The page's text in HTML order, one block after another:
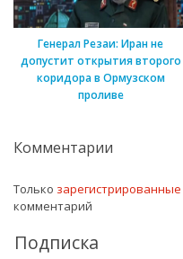
Генерал Резаи: Иран не
допустит открытия второго
коридора в Ормузском
проливе
Комментарии
Только зарегистрированные
комментарий
Подписка